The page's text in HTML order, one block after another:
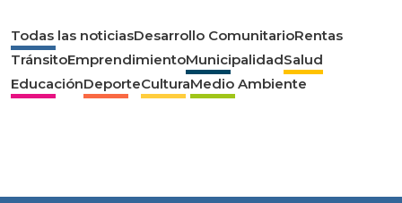
Todas las noticiasDesarrollo ComunitarioRentas
TránsitoEmprendimientoMunicipalidadSalud
EducaciónDeporteCulturaMedio Ambiente